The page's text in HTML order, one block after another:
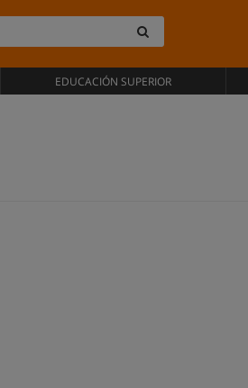
EDUCACIÓN SUPERIOR